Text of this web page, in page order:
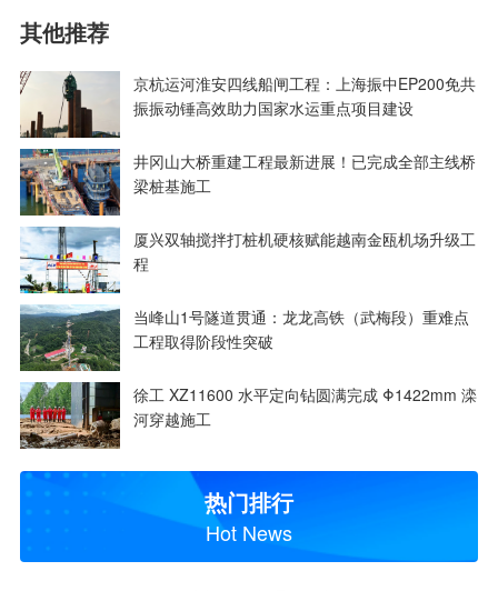
其他推荐
京杭运河淮安四线船闸工程：上海振中EP200免共
振振动锤高效助力国家水运重点项目建设
井冈山大桥重建工程最新进展！已完成全部主线桥
梁桩基施工
厦兴双轴搅拌打桩机硬核赋能越南金瓯机场升级工
程
当峰山1号隧道贯通：龙龙高铁（武梅段）重难点
工程取得阶段性突破
徐工 XZ11600 水平定向钻圆满完成 Φ1422mm 滦
河穿越施工
热门排行
Hot News